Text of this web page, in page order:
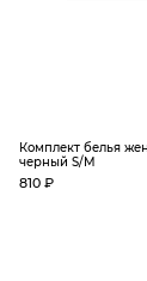
Комплект белья
черный S/M
810 ₽